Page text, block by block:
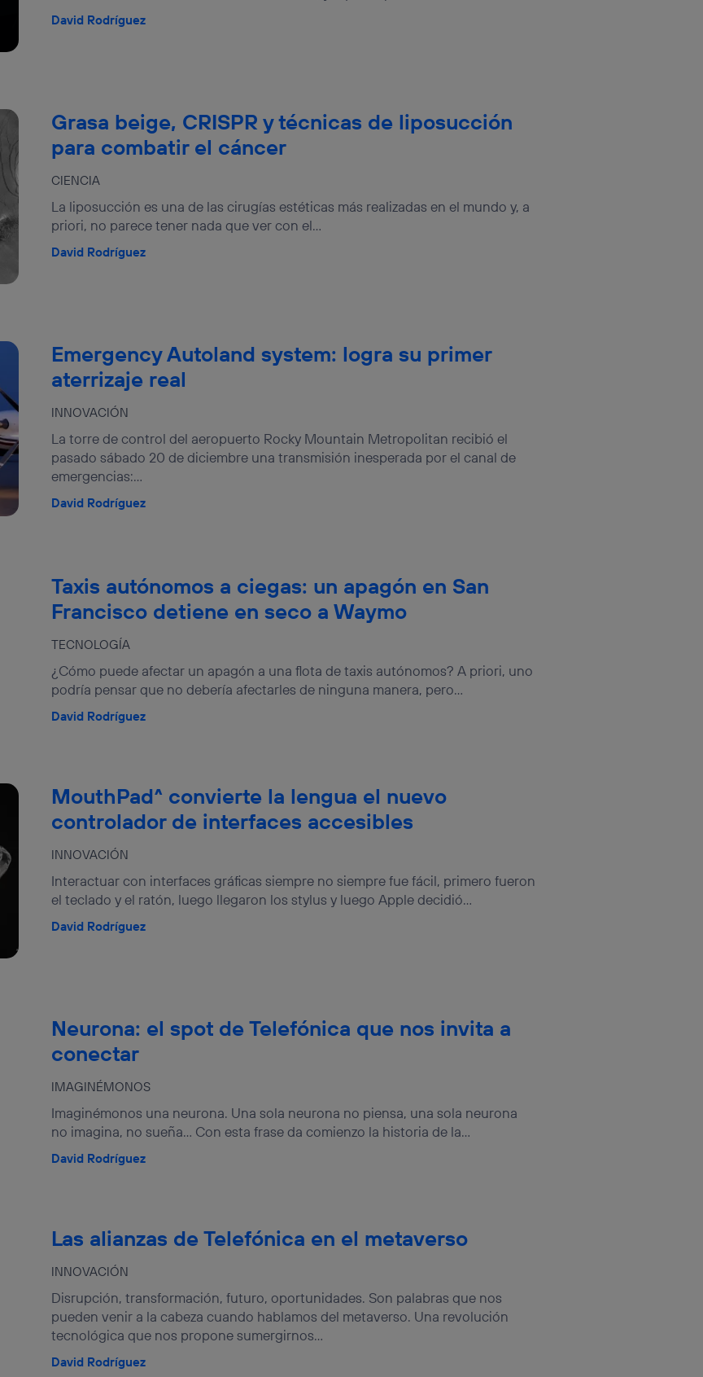
David Rodríguez
CIENCIA
Grasa beige, CRISPR y técnicas de liposucción
para combatir el cáncer
La liposucción es una de las cirugías estéticas más realizadas en el mundo y, a
priori, no parece tener nada que ver con el...
David Rodríguez
INNOVACIÓN
Emergency Autoland system: logra su primer
aterrizaje real
La torre de control del aeropuerto Rocky Mountain Metropolitan recibió el
pasado sábado 20 de diciembre una transmisión inesperada por el canal de
emergencias:...
David Rodríguez
TECNOLOGÍA
Taxis autónomos a ciegas: un apagón en San
Francisco detiene en seco a Waymo
¿Cómo puede afectar un apagón a una flota de taxis autónomos? A priori, uno
podría pensar que no debería afectarles de ninguna manera, pero...
David Rodríguez
INNOVACIÓN
MouthPad^ convierte la lengua el nuevo
controlador de interfaces accesibles
Interactuar con interfaces gráficas siempre no siempre fue fácil, primero fueron
el teclado y el ratón, luego llegaron los stylus y luego Apple decidió...
David Rodríguez
IMAGINÉMONOS
Neurona: el spot de Telefónica que nos invita a
conectar
Imaginémonos una neurona. Una sola neurona no piensa, una sola neurona
no imagina, no sueña… Con esta frase da comienzo la historia de la...
David Rodríguez
INNOVACIÓN
Las alianzas de Telefónica en el metaverso
Disrupción, transformación, futuro, oportunidades. Son palabras que nos
pueden venir a la cabeza cuando hablamos del metaverso. Una revolución
tecnológica que nos propone sumergirnos...
David Rodríguez
y consienta el uso de la tecnología recibirá el mismo identificador.
conexión de banda ancha
móviles
en la navegación del usuario del móvil.
los consentimientos Utiq seleccionando “Administrar Utiq” en la parte
web o visitando el
consulta la